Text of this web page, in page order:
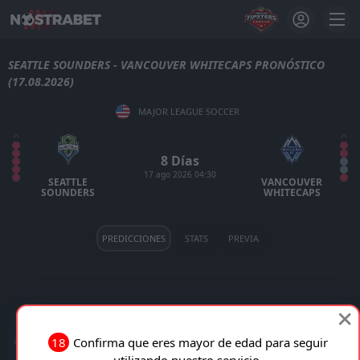
SEATTLE SOUNDERS - VANCOUVER WHITECAPS PRONÓSTICO
(17.08.2026)
MAJOR LEAGUE SOCCER
SEATTLE
SOUNDERS
8 Días
17 ago 2026 04:30
VANCOUVER
WHITECAPS
PREDICCIONES STATS PREVIA
VIVO18 Confirma que eres mayor de edad para seguir